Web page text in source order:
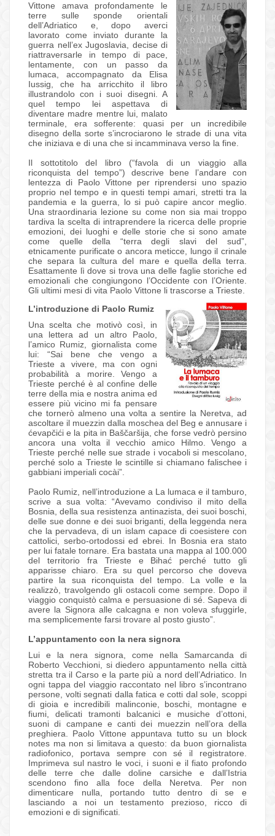
Vittone amava profondamente le
terre sulle sponde orientali
dell’Adriatico e, dopo averci
lavorato come inviato durante la
guerra nell’ex Jugoslavia, decise di
riattraversarle in tempo di pace,
lentamente, con un passo da
lumaca, accompagnato da Elisa
Iussig, che ha arricchito il libro
illustrandolo con i suoi disegni. A
quel tempo lei aspettava di
diventare madre mentre lui, malato
terminale, era sofferente: quasi per un incredibile
disegno della sorte s’incrociarono le strade di una vita
che iniziava e di una che si incamminava verso la fine.
Il sottotitolo del libro (“favola di un viaggio alla
riconquista del tempo”) descrive bene l’andare con
lentezza di Paolo Vittone per riprendersi uno spazio
proprio nel tempo e in questi tempi amari, stretti tra la
pandemia e la guerra, lo si può capire ancor meglio.
Una straordinaria lezione su come non sia mai troppo
tardiva la scelta di intraprendere la ricerca delle proprie
emozioni, dei luoghi e delle storie che si sono amate
come quelle della “terra degli slavi del sud”,
etnicamente purificate o ancora meticce, lungo il crinale
che separa la cultura del mare e quella della terra.
Esattamente lì dove si trova una delle faglie storiche ed
emozionali che congiungono l’Occidente con l’Oriente.
Gli ultimi mesi di vita Paolo Vittone li trascorse a Trieste.
L’introduzione di Paolo Rumiz
Una scelta che motivò così, in
una lettera ad un altro Paolo,
l’amico Rumiz, giornalista come
lui: “Sai bene che vengo a
Trieste a vivere, ma con ogni
probabilità a morire. Vengo a
Trieste perché è al confine delle
terre della mia e nostra anima ed
essere più vicino mi fa pensare
che tornerò almeno una volta a sentire la Neretva, ad
ascoltare il muezzin dalla moschea del Beg e annusare i
ćevapčići e la pita in Baščaršija, che forse vedrò persino
ancora una volta il vecchio amico Hilmo. Vengo a
Trieste perché nelle sue strade i vocaboli si mescolano,
perché solo a Trieste le scintille si chiamano falischee i
gabbiani imperiali cocài”.
Paolo Rumiz, nell’introduzione a La lumaca e il tamburo,
scrive a sua volta: “Avevamo condiviso il mito della
Bosnia, della sua resistenza antinazista, dei suoi boschi,
delle sue donne e dei suoi briganti, della leggenda nera
che la pervadeva, di un islam capace di coesistere con
cattolici, serbo-ortodossi ed ebrei. In Bosnia era stato
per lui fatale tornare. Era bastata una mappa al 100.000
del territorio fra Trieste e Bihać perché tutto gli
apparisse chiaro. Era su quel percorso che doveva
partire la sua riconquista del tempo. La volle e la
realizzò, travolgendo gli ostacoli come sempre. Dopo il
viaggio conquistò calma e persuasione di sé. Sapeva di
avere la Signora alle calcagna e non voleva sfuggirle,
ma semplicemente farsi trovare al posto giusto”.
L’appuntamento con la nera signora
Lui e la nera signora, come nella Samarcanda di
Roberto Vecchioni, si diedero appuntamento nella città
stretta tra il Carso e la parte più a nord dell’Adriatico. In
ogni tappa del viaggio raccontato nel libro s’incontrano
persone, volti segnati dalla fatica e cotti dal sole, scoppi
di gioia e incredibili malinconie, boschi, montagne e
fiumi, delicati tramonti balcanici e musiche d’ottoni,
suoni di campane e canti dei muezzin nell’ora della
preghiera. Paolo Vittone appuntava tutto su un block
notes ma non si limitava a questo: da buon giornalista
radiofonico, portava sempre con sé il registratore.
Imprimeva sul nastro le voci, i suoni e il fiato profondo
delle terre che dalle doline carsiche e dall’Istria
scendono fino alla foce della Neretva. Per non
dimenticare nulla, portando tutto dentro di se e
lasciando a noi un testamento prezioso, ricco di
emozioni e di significati.